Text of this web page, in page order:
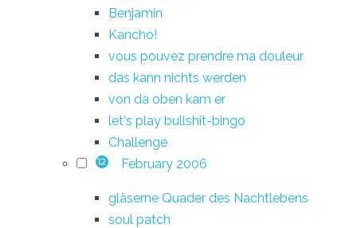
Benjamin
Kancho!
vous pouvez prendre ma douleur
das kann nichts werden
von da oben kam er
let's play bullshit-bingo
Challenge
12 February 2006
gläserne Quader des Nachtlebens
soul patch